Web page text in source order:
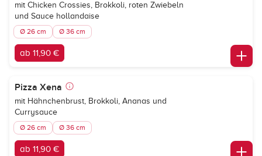
mit Chicken Crossies, Brokkoli, roten Zwiebeln
und Sauce hollandaise
Ø 26 cm Ø 36 cm
ab 11,90 €
Pizza Xena
mit Hähnchenbrust, Brokkoli, Ananas und
Currysauce
Ø 26 cm Ø 36 cm
ab 11,90 €